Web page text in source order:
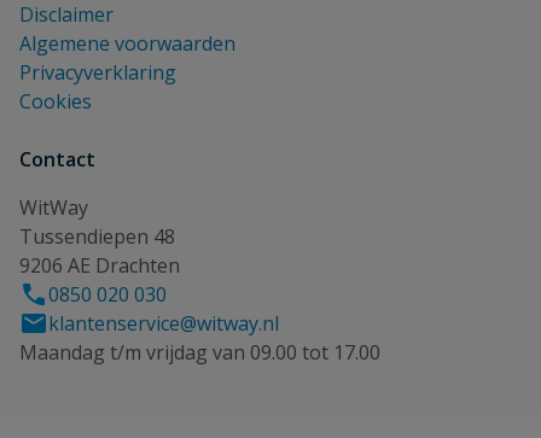
Disclaimer
Algemene voorwaarden
Privacyverklaring
Cookies
Contact
WitWay
Tussendiepen 48
9206 AE Drachten
0850 020 030
klantenservice@witway.nl
Maandag t/m vrijdag van 09.00 tot 17.00